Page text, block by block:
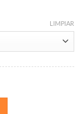
LIMPIAR